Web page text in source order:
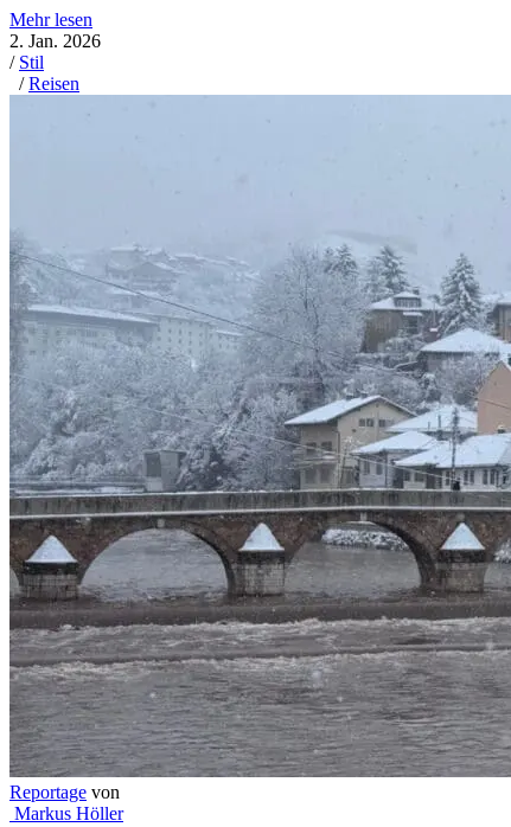
Mehr lesen
2. Jan. 2026
/ Stil
/Reisen
Reportage von
Markus Höller